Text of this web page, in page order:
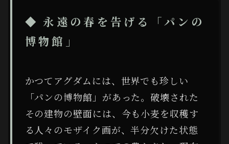
◆ 永遠の春を告げる「パンの
博物館」
かつてアグダムには、世界でも珍しい
「パンの博物館」があった。破壊された
その建物の壁面には、今も小麦を収穫す
る人々のモザイク画が、半分欠けた状態